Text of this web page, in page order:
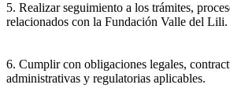
5. Realizar seguimiento a los trámites,
relacionados con la Fundación Valle del Lili.
6. Cumplir con obligaciones legales,
administrativas y regulatorias aplicables.